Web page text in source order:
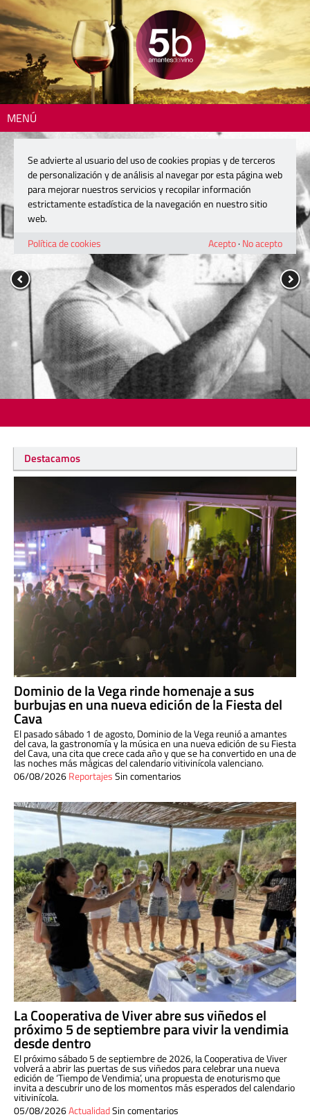
MENÚ
Destacamos
Dominio de la Vega rinde homenaje a sus
burbujas en una nueva edición de la Fiesta del
Cava
El pasado sábado 1 de agosto, Dominio de la Vega reunió a amantes
del cava, la gastronomía y la música en una nueva edición de su Fiesta
del Cava, una cita que crece cada año y que se ha convertido en una de
las noches más mágicas del calendario vitivinícola valenciano.
06/08/2026ReportajesSin comentarios
La Cooperativa de Viver abre sus viñedos el
próximo 5 de septiembre para vivir la vendimia
desde dentro
El próximo sábado 5 de septiembre de 2026, la Cooperativa de Viver
volverá a abrir las puertas de sus viñedos para celebrar una nueva
edición de ‘Tiempo de Vendimia’, una propuesta de enoturismo que
invita a descubrir uno de los momentos más esperados del calendario
vitivinícola.
05/08/2026ActualidadSin comentarios
Se advierte al usuario del uso de cookies propias y de terceros
de personalización y de análisis al navegar por esta página web
para mejorar nuestros servicios y recopilar información
estrictamente estadística de la navegación en nuestro sitio
web.
Política de cookies
Acepto· No acepto